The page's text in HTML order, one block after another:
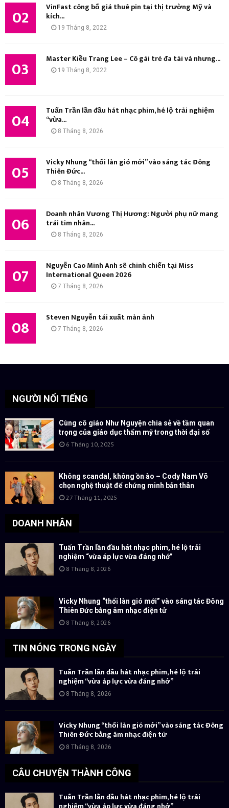
02 VinFast công bố giá thuê pin tại thị trường Mỹ và
kích...
19 Tháng 8, 2022
03 Master Kiều Trang Lee – Cô gái trẻ đa tài và nhưng...
19 Tháng 8, 2022
04 Tuấn Trần lần đầu hát nhạc phim, hé lộ trải nghiệm
“vừa...
8 Tháng 8, 2026
05 Vicky Nhung “thổi làn gió mới” vào sáng tác Đông
Thiên Đức...
8 Tháng 8, 2026
06 Doanh nhân Vương Thị Hương: Người phụ nữ mang
trái tim nhân...
8 Tháng 8, 2026
07 Nguyễn Cao Minh Anh sẽ chinh chiến tại Miss
International Queen 2026
7 Tháng 8, 2026
08 Steven Nguyễn tái xuất màn ảnh
7 Tháng 8, 2026
NGƯỜI NỔI TIẾNG
Cùng cô giáo Như Nguyện chia sẻ về tầm quan
trọng của giáo dục thẩm mỹ trong thời đại số
6 Tháng 10, 2025
Không scandal, không ồn ào – Cody Nam Võ
chọn nghệ thuật để chứng minh bản thân
27 Tháng 11, 2025
DOANH NHÂN
Tuấn Trần lần đầu hát nhạc phim, hé lộ trải
nghiệm “vừa áp lực vừa đáng nhớ”
8 Tháng 8, 2026
Vicky Nhung “thổi làn gió mới” vào sáng tác Đông
Thiên Đức bằng âm nhạc điện tử
8 Tháng 8, 2026
TIN NÓNG TRONG NGÀY
Tuấn Trần lần đầu hát nhạc phim, hé lộ trải
nghiệm “vừa áp lực vừa đáng nhớ”
8 Tháng 8, 2026
Vicky Nhung “thổi làn gió mới” vào sáng tác Đông
Thiên Đức bằng âm nhạc điện tử
8 Tháng 8, 2026
CÂU CHUYỆN THÀNH CÔNG
Tuấn Trần lần đầu hát nhạc phim, hé lộ trải